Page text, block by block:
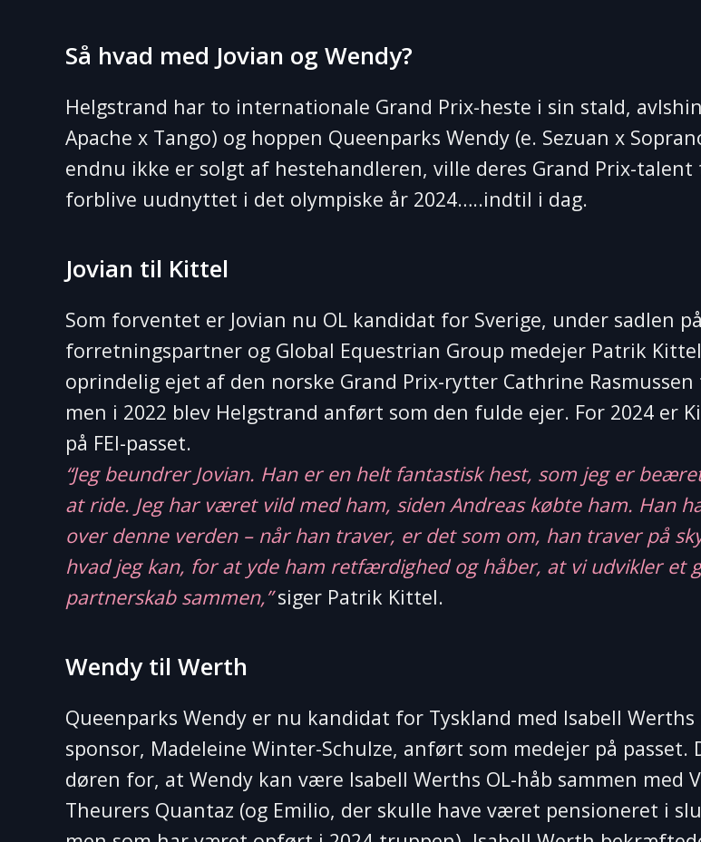
Så hvad med Jovian og Wendy?
Helgstrand har to internationale Grand Prix-heste i sin stald,
Apache x Tango) og hoppen Queenparks Wendy (e. Sezuan x
endnu ikke er solgt af hestehandleren, ville deres Grand Prix-talent
forblive uudnyttet i det olympiske år 2024…..indtil i dag.
Jovian til Kittel
Som forventet er Jovian nu OL kandidat for Sverige, under sadlen på
forretningspartner og Global Equestrian Group medejer Patrik
oprindelig ejet af den norske Grand Prix-rytter Cathrine Rasmussen
men i 2022 blev Helgstrand anført som den fulde ejer. For 2024 er
på FEI-passet.
“Jeg beundrer Jovian. Han er en helt fantastisk hest, som jeg er
at ride. Jeg har været vild med ham, siden Andreas købte ham. Han
over denne verden – når han traver, er det som om, han traver på
hvad jeg kan, for at yde ham retfærdighed og håber, at vi udvikler et
partnerskab sammen,”siger Patrik Kittel.
Wendy til Werth
Queenparks Wendy er nu kandidat for Tyskland med Isabell Werths
sponsor, Madeleine Winter-Schulze, anført som medejer på passet.
døren for, at Wendy kan være Isabell Werths OL-håb sammen med
Theurers Quantaz (og Emilio, der skulle have været pensioneret i